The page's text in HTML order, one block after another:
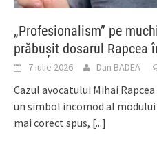
„Profesionalism” pe
prăbușit dosarul Rapcea
7 iulie 2026 Dan BADEA
Cazul avocatului Mihai
un simbol incomod al
mai corect spus, [...]